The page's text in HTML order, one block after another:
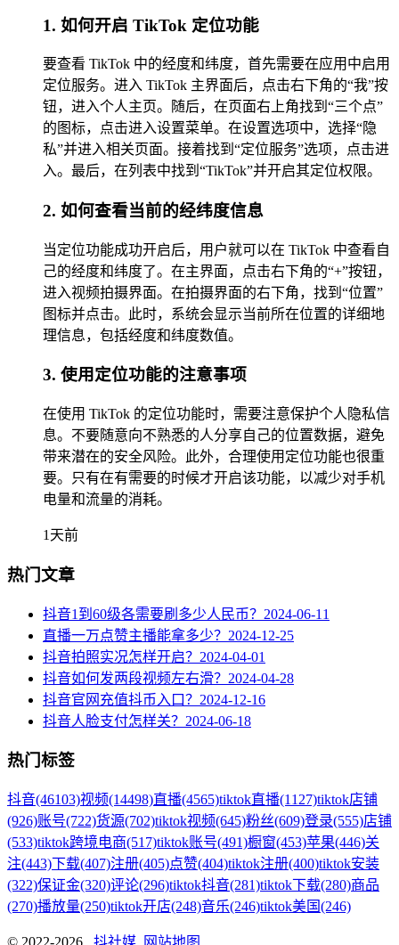
1. 如何开启 TikTok 定位功能
要查看 TikTok 中的经度和纬度，首先需要在应用中启用
定位服务。进入 TikTok 主界面后，点击右下角的“我”按
钮，进入个人主页。随后，在页面右上角找到“三个点”
的图标，点击进入设置菜单。在设置选项中，选择“隐
私”并进入相关页面。接着找到“定位服务”选项，点击进
入。最后，在列表中找到“TikTok”并开启其定位权限。
2. 如何查看当前的经纬度信息
当定位功能成功开启后，用户就可以在 TikTok 中查看自
己的经度和纬度了。在主界面，点击右下角的“+”按钮，
进入视频拍摄界面。在拍摄界面的右下角，找到“位置”
图标并点击。此时，系统会显示当前所在位置的详细地
理信息，包括经度和纬度数值。
3. 使用定位功能的注意事项
在使用 TikTok 的定位功能时，需要注意保护个人隐私信
息。不要随意向不熟悉的人分享自己的位置数据，避免
带来潜在的安全风险。此外，合理使用定位功能也很重
要。只有在有需要的时候才开启该功能，以减少对手机
电量和流量的消耗。
1天前
热门文章
抖音1到60级各需要刷多少人民币？ 2024-06-11
直播一万点赞主播能拿多少？ 2024-12-25
抖音拍照实况怎样开启？ 2024-04-01
抖音如何发两段视频左右滑？ 2024-04-28
抖音官网充值抖币入口？ 2024-12-16
抖音人脸支付怎样关？ 2024-06-18
热门标签
抖音(46103)视频(14498)直播(4565)tiktok直播(1127)tiktok店铺
(926)账号(722)货源(702)tiktok视频(645)粉丝(609)登录(555)店铺
(533)tiktok跨境电商(517)tiktok账号(491)橱窗(453)苹果(446)关
注(443)下载(407)注册(405)点赞(404)tiktok注册(400)tiktok安装
(322)保证金(320)评论(296)tiktok抖音(281)tiktok下载(280)商品
(270)播放量(250)tiktok开店(248)音乐(246)tiktok美国(246)
© 2022-2026 抖社媒 网站地图